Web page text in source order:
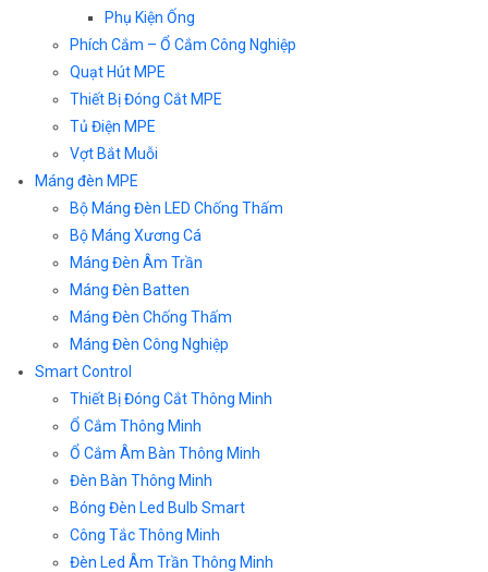
Phụ Kiện Ống
Phích Cắm – Ổ Cắm Công Nghiệp
Quạt Hút MPE
Thiết Bị Đóng Cắt MPE
Tủ Điện MPE
Vợt Bắt Muỗi
Máng đèn MPE
Bộ Máng Đèn LED Chống Thấm
Bộ Máng Xương Cá
Máng Đèn Âm Trần
Máng Đèn Batten
Máng Đèn Chống Thấm
Máng Đèn Công Nghiệp
Smart Control
Thiết Bị Đóng Cắt Thông Minh
Ổ Cắm Thông Minh
Ổ Cắm Âm Bàn Thông Minh
Đèn Bàn Thông Minh
Bóng Đèn Led Bulb Smart
Công Tắc Thông Minh
Đèn Led Âm Trần Thông Minh